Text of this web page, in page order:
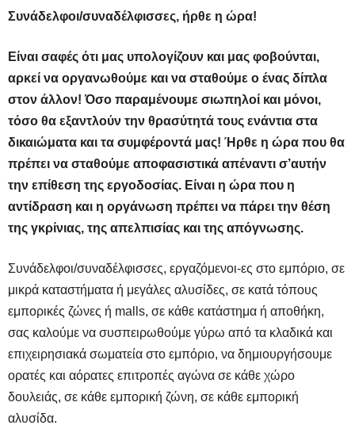
Συνάδελφοι/συναδέλφισσες, ήρθε η ώρα!
Είναι σαφές ότι μας υπολογίζουν και μας φοβούνται,
αρκεί να οργανωθούμε και να σταθούμε ο ένας δίπλα
στον άλλον! Όσο παραμένουμε σιωπηλοί και μόνοι,
τόσο θα εξαντλούν την θρασύτητά τους ενάντια στα
δικαιώματα και τα συμφέροντά μας! Ήρθε η ώρα που θα
πρέπει να σταθούμε αποφασιστικά απέναντι σ’αυτήν
την επίθεση της εργοδοσίας. Είναι η ώρα που η
αντίδραση και η οργάνωση πρέπει να πάρει την θέση
της γκρίνιας, της απελπισίας και της απόγνωσης.
Συνάδελφοι/συναδέλφισσες, εργαζόμενοι-ες στο εμπόριο, σε
μικρά καταστήματα ή μεγάλες αλυσίδες, σε κατά τόπους
εμπορικές ζώνες ή malls, σε κάθε κατάστημα ή αποθήκη,
σας καλούμε να συσπειρωθούμε γύρω από τα κλαδικά και
επιχειρησιακά σωματεία στο εμπόριο, να δημιουργήσουμε
ορατές και αόρατες επιτροπές αγώνα σε κάθε χώρο
δουλειάς, σε κάθε εμπορική ζώνη, σε κάθε εμπορική
αλυσίδα.